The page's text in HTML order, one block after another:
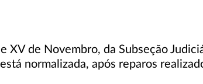
XV de Novembro, da Subseção
normalizada, após reparos